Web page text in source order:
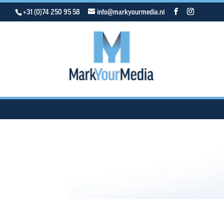
+31 (0)74 250 95 58 info@markyourmedia.nl